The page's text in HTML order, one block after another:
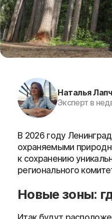
Наталья
Эксперт в
В 2026 году
охраняемыми
к сохранению
регионального
Новые зоны: